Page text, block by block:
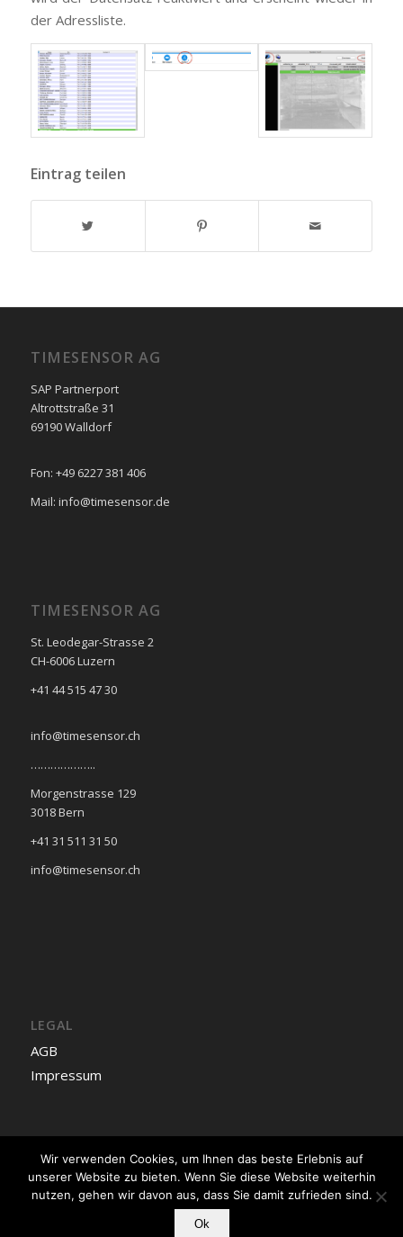
der Adressliste.
Eintrag teilen
TIMESENSOR AG
SAP Partnerport
Altrottstraße 31
69190 Walldorf
Fon: +49 6227 381 406
Mail: info@timesensor.de
TIMESENSOR AG
St. Leodegar-Strasse 2
CH-6006 Luzern
+41 44 515 47 30
info@timesensor.ch
………………..
Morgenstrasse 129
3018 Bern
+41 31 511 31 50
info@timesensor.ch
LEGAL
AGB
Impressum
Deutsch
Wir verwenden Cookies, um Ihnen das beste Erlebnis auf
unserer Website zu bieten. Wenn Sie diese Website weiterhin
nutzen, gehen wir davon aus, dass Sie damit zufrieden sind.
Ok